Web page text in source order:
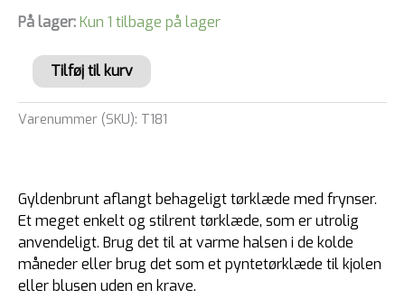
På lager:Kun 1 tilbage på lager
Tilføj til kurv
Varenummer (SKU): T181
Gyldenbrunt aflangt behageligt tørklæde med frynser.
Et meget enkelt og stilrent tørklæde, som er utrolig
anvendeligt. Brug det til at varme halsen i de kolde
måneder eller brug det som et pyntetørklæde til kjolen
eller blusen uden en krave.